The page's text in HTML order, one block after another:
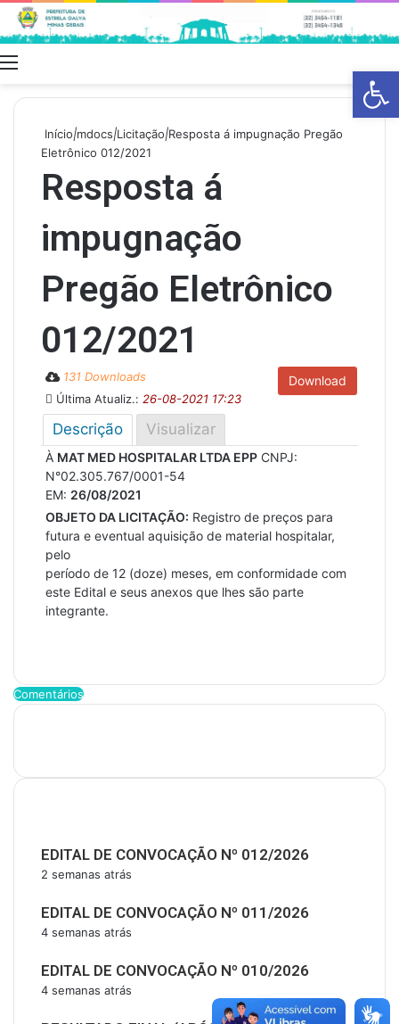
skin
Início|mdocs|Licitação|Resposta á impugnação Pregão
Eletrônico 012/2021
Resposta á
impugnação
Pregão Eletrônico
012/2021
Download
131 Downloads
Última Atualiz.: 26-08-2021 17:23
Descrição Visualizar
À MAT MED HOSPITALAR LTDA EPP CNPJ:
N°02.305.767/0001-54
EM: 26/08/2021
OBJETO DA LICITAÇÃO: Registro de preços para
futura e eventual aquisição de material hospitalar,
pelo
período de 12 (doze) meses, em conformidade com
este Edital e seus anexos que lhes são parte
integrante.
Comentários
EDITAL DE CONVOCAÇÃO Nº 012/2026
2 semanas atrás
EDITAL DE CONVOCAÇÃO Nº 011/2026
4 semanas atrás
EDITAL DE CONVOCAÇÃO Nº 010/2026
4 semanas atrás
Barra de